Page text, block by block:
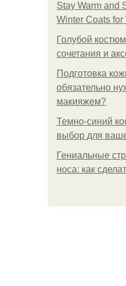
Stay Warm and
Winter Coats
Голубой
сочетания и
Подготовка
обязательно
макияжем?
Темно-синий
выбор для
Гениальные
носа: как